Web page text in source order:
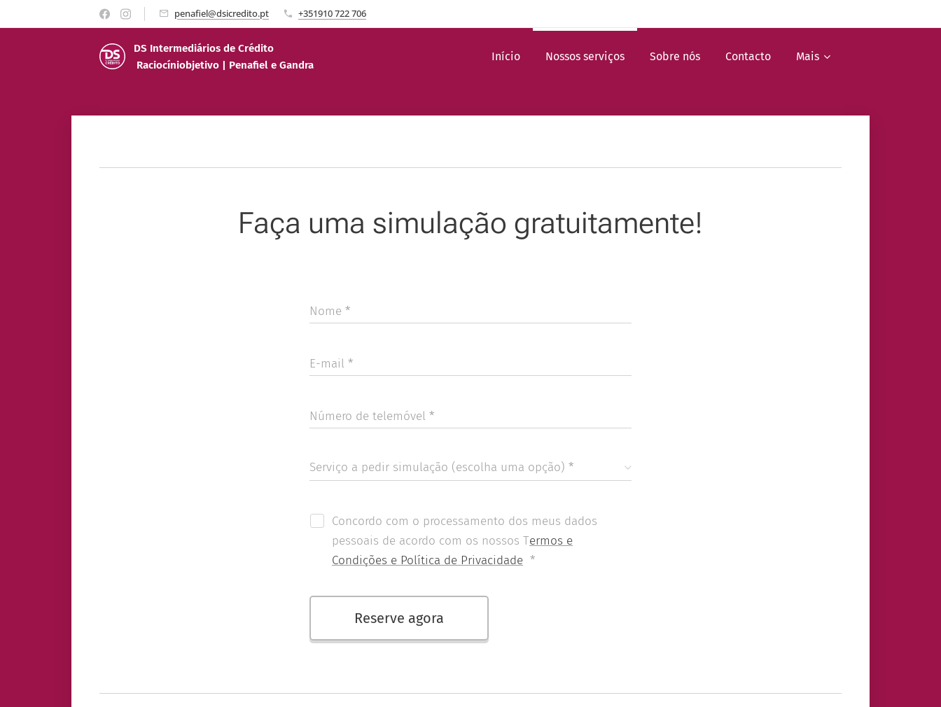
penafiel@dsicredito.pt +351910 722 706
DS Intermediários de Crédito
Raciocíniobjetivo | Penafiel e Gandra
Início Nossos serviços Sobre nós Contacto Mais
Faça uma simulação gratuitamente!
Nome
E-mail
Número de telemóvel
Serviço a pedir simulação (escolha uma opção)
Concordo com o processamento dos meus dados
pessoais de acordo com os nossos Termos e
Condições e Política de Privacidade
Reserve agora